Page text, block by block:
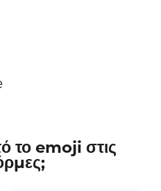
το emoji στις